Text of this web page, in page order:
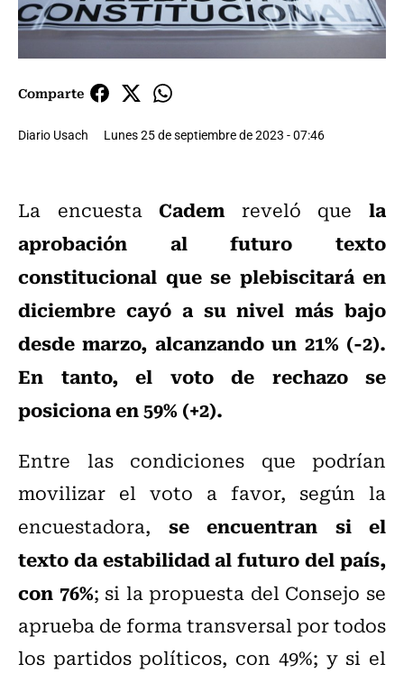
Comparte
Diario Usach Lunes 25 de septiembre de 2023 - 07:46
La encuestaCadem reveló quela
aprobación al futuro texto
constitucional que se plebiscitará en
diciembre cayó a su nivel más bajo
desde marzo, alcanzando un 21% (-2).
En tanto, el voto de rechazo se
posiciona en 59% (+2).
Entre las condiciones que podrían
movilizar el voto a favor, según la
encuestadora, se encuentran si el
texto da estabilidad al futuro del país,
con 76%; si la propuesta del Consejo se
aprueba de forma transversal por todos
los partidos políticos, con 49%; y si el